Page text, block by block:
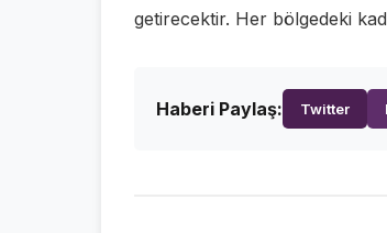
getirecektir. Her bölgedeki
Haberi Paylaş: Twitter